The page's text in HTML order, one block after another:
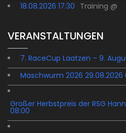
18.08.2026 17:30 Training @
VERANSTALTUNGEN
7. RaceCup Laatzen – 9.
Maschwurm 2026 29.08.2026
Großer Herbstpreis der RSG
08:00